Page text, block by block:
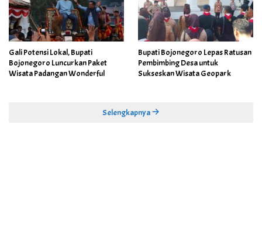
Gali Potensi Lokal, Bupati
Bojonegoro Luncurkan Paket
Wisata Padangan Wonderful
Bupati Bojonegoro Lepas Ratusan
Pembimbing Desa untuk
Sukseskan Wisata Geopark
Selengkapnya